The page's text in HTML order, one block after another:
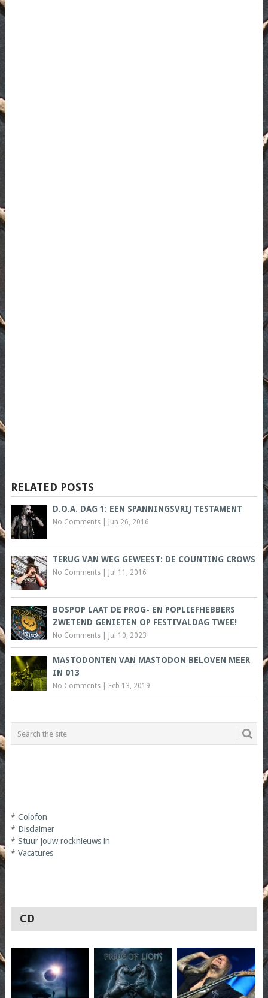
RELATED POSTS
D.O.A. DAG 1: EEN SPANNINGSVRIJ TESTAMENT
No Comments| Jun 26, 2016
TERUG VAN WEG GEWEEST: DE COUNTING CROWS
No Comments| Jul 11, 2016
BOSPOP LAAT DE PROG- EN POPLIEFHEBBERS
ZWETEND GENIETEN OP FESTIVALDAG TWEE!
No Comments| Jul 10, 2023
MASTODONTEN VAN MASTODON BELOVEN MEER
IN 013
No Comments| Feb 13, 2019
* Colofon
* Disclaimer
* Stuur jouw rocknieuws in
* Vacatures
CD